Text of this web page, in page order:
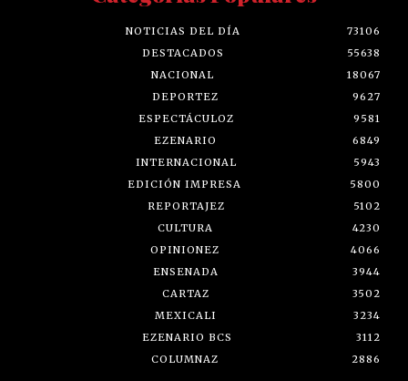
NOTICIAS DEL DÍA
73106
DESTACADOS
55638
NACIONAL
18067
DEPORTEZ
9627
ESPECTÁCULOZ
9581
EZENARIO
6849
INTERNACIONAL
5943
EDICIÓN IMPRESA
5800
REPORTAJEZ
5102
CULTURA
4230
OPINIONEZ
4066
ENSENADA
3944
CARTAZ
3502
MEXICALI
3234
EZENARIO BCS
3112
COLUMNAZ
2886